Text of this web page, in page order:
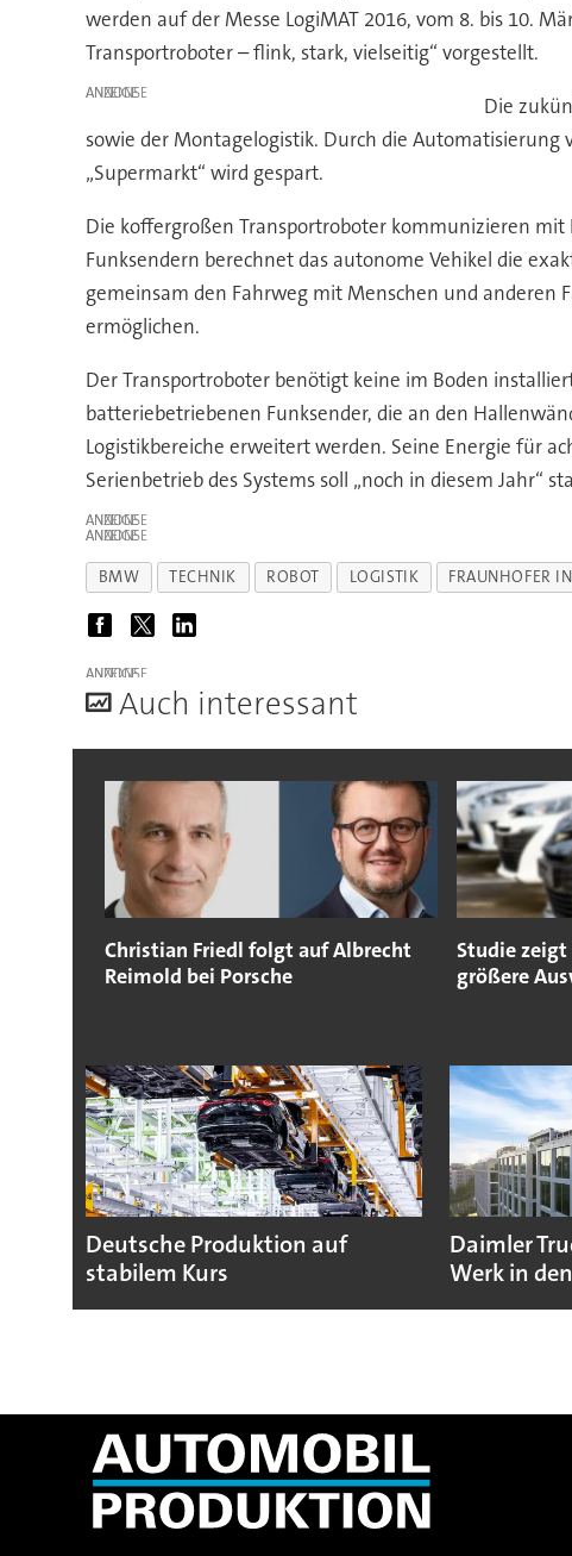
werden auf der Messe LogiMAT 2016, vom 8. bis 10.
Transportroboter – flink, stark, vielseitig“ vorgestellt.
ANZEIGE
Die
sowie der Montagelogistik. Durch die
„Supermarkt“ wird gespart.
Die koffergroßen Transportroboter kommunizieren
Funksendern berechnet das autonome Vehikel die
gemeinsam den Fahrweg mit Menschen und anderen
ermöglichen.
Der Transportroboter benötigt keine im Boden
batteriebetriebenen Funksender, die an den
Logistikbereiche erweitert werden. Seine Energie für
Serienbetrieb des Systems soll „noch in diesem Jahr“
ANZEIGE
ANZEIGE
BMW TECHNIK ROBOT LOGISTIK FRAUNHOFER
ANZEIGE
Auch interessant
Christian Friedl folgt auf Albrecht
Reimold bei Porsche
Studie zeigt
größere
Deutsche Produktion auf
stabilem Kurs
Daimler
Werk in